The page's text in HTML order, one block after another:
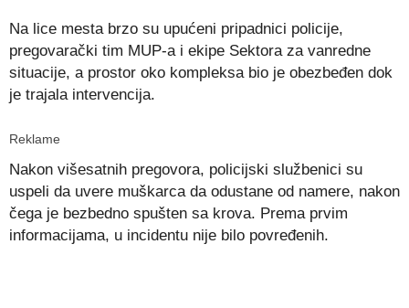
Na lice mesta brzo su upućeni pripadnici policije,
pregovarački tim MUP-a i ekipe Sektora za vanredne
situacije, a prostor oko kompleksa bio je obezbeđen dok
je trajala intervencija.
Reklame
Nakon višesatnih pregovora, policijski službenici su
uspeli da uvere muškarca da odustane od namere, nakon
čega je bezbedno spušten sa krova. Prema prvim
informacijama, u incidentu nije bilo povređenih.